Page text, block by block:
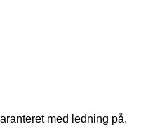
med ledning på.